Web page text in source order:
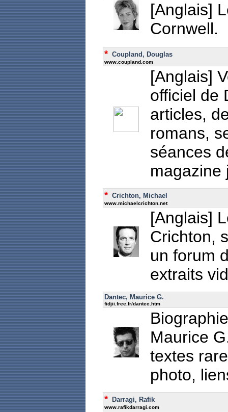
[Anglais]
Cornwell.
* Coupland, Douglas
www.coupland.com
[Anglais]
officiel de
articles,
romans,
séances
magazine
* Crichton, Michael
www.michaelcrichton.net
[Anglais]
Crichton,
un forum
extraits
Dantec, Maurice G.
fidjii.free.fr/dantec.htm
Maurice
textes
photo,
* Darragi, Rafik
www.rafikdarragi.com